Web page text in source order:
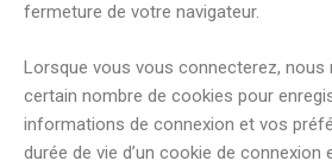
fermeture de votre navigateur.
Lorsque vous vous connecterez, nous
certain nombre de cookies pour
informations de connexion et vos
durée de vie d’un cookie de connexion